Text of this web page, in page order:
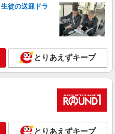
徒の送迎ドラ
とりあえずキープ
とりあえずキープ